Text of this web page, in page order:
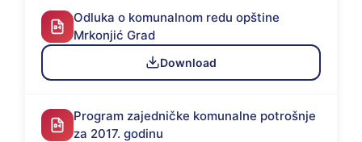
Odluka o komunalnom redu opštine
Mrkonjić Grad
Download
Program zajedničke komunalne potrošnje
za 2017. godinu